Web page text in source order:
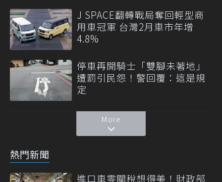
J SPACE翻轉戰局奪回輕型商
用車冠軍 台灣2月車市年增
4.8%
停車再開騎士「雙腳未著地」
遭罰引民怨！警回覆：這是規
定
More
熱門新聞
進口車零關稅想得美！財政部